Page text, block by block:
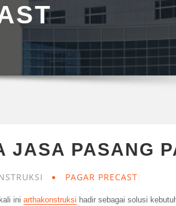
JASA PASANG
PAGAR PRECAST
ini arthakonstruksi hadir sebagai solusi